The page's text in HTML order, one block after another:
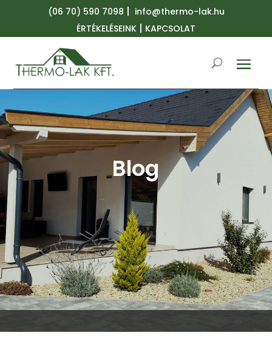
(06 70) 590 7098 | info@thermo-lak.hu
ÉRTÉKELÉSEINK | KAPCSOLAT
Blog